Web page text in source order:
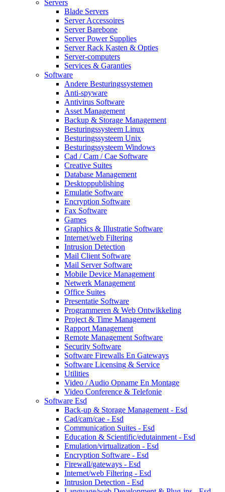
Servers
Blade Servers
Server Accessoires
Server Barebone
Server Power Supplies
Server Rack Kasten & Opties
Server-computers
Services & Garanties
Software
Andere Besturingssystemen
Anti-spyware
Antivirus Software
Asset Management
Backup & Storage Management
Besturingssysteem Linux
Besturingssysteem Unix
Besturingssysteem Windows
Cad / Cam / Cae Software
Creative Suites
Database Management
Desktoppublishing
Emulatie Software
Encryption Software
Fax Software
Games
Graphics & Illustratie Software
Internet/web Filtering
Intrusion Detection
Mail Client Software
Mail Server Software
Mobile Device Management
Netwerk Management
Office Suites
Presentatie Software
Programmeren & Web Ontwikkeling
Project & Time Management
Rapport Management
Remote Management Software
Security Software
Software Firewalls En Gateways
Software Licensing & Service
Utilities
Video / Audio Opname En Montage
Video Conference & Telefonie
Software Esd
Back-up & Storage Management - Esd
Cad/cam/cae - Esd
Communication Suites - Esd
Education & Scientific/edutainment - Esd
Emulation/virtualization - Esd
Encryption Software - Esd
Firewall/gateways - Esd
Internet/web Filtering - Esd
Intrusion Detection - Esd